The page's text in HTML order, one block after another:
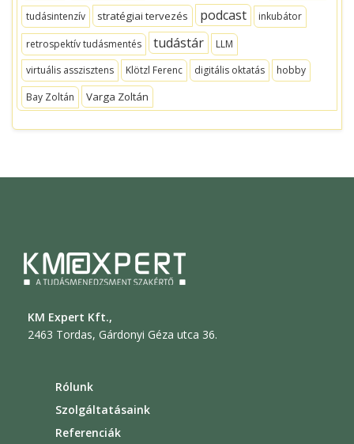
tudásintenzív stratégiai tervezés podcast inkubátor
retrospektív tudásmentés tudástár
LLM
virtuális asszisztens
Klötzl Ferenc digitális oktatás
hobby
Bay Zoltán
Varga Zoltán
KM Expert Kft.,
2463 Tordas, Gárdonyi Géza utca 36.
Rólunk
Szolgáltatásaink
Referenciák